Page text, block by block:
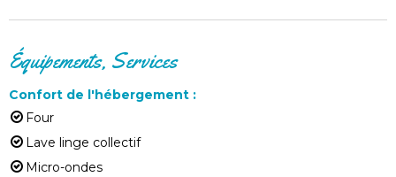
Équipements, Services
Confort de l'hébergement :
Four
Lave linge collectif
Micro-ondes